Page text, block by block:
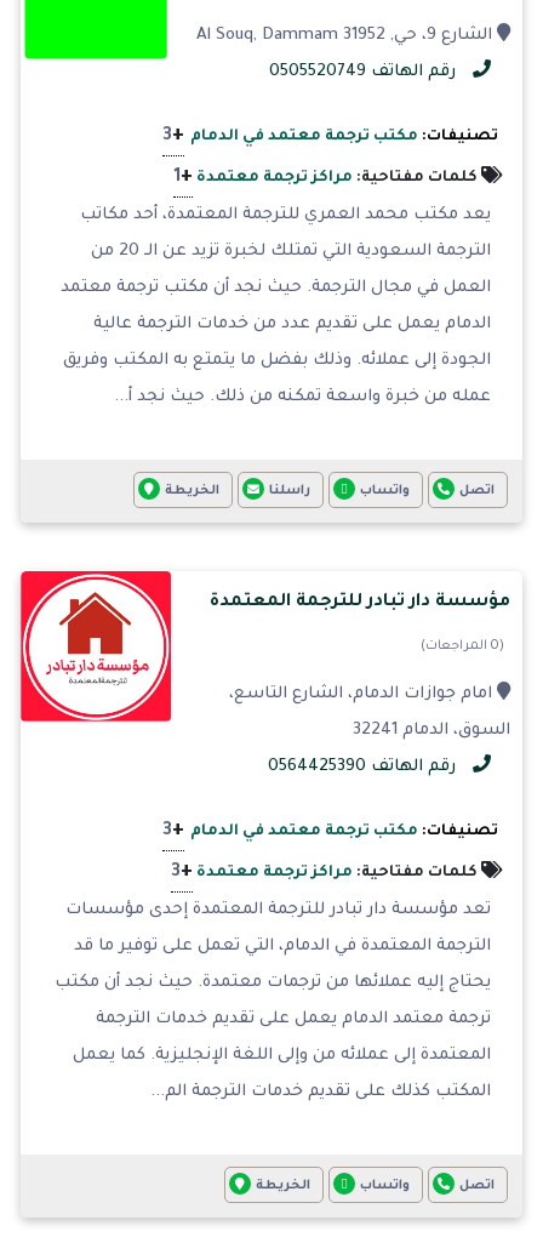
الشارع 9، حي, Al Souq, Dammam 31952
رقم الهاتف 0505520749
تصنيفات: مكتب ترجمة معتمد في الدمام +
3
كلمات مفتاحية: مراكز ترجمة معتمدة +
1
يعد مكتب محمد العمري للترجمة المعتمدة، أحد مكاتب
الترجمة السعودية التي تمتلك لخبرة تزيد عن الـ 20 من
العمل في مجال الترجمة. حيث نجد أن مكتب ترجمة معتمد
الدمام يعمل على تقديم عدد من خدمات الترجمة عالية
الجودة إلى عملائه. وذلك بفضل ما يتمتع به المكتب وفريق
عمله من خبرة واسعة تمكنه من ذلك. حيث نجد أ...
اتصل واتساب راسلنا الخريطة
مؤسسة دار تبادر للترجمة المعتمدة
(0 المراجعات)
امام جوازات الدمام، الشارع التاسع،
السوق، الدمام 32241
رقم الهاتف 0564425390
تصنيفات: مكتب ترجمة معتمد في الدمام +
3
كلمات مفتاحية: مراكز ترجمة معتمدة +
3
تعد مؤسسة دار تبادر للترجمة المعتمدة إحدى مؤسسات
الترجمة المعتمدة في الدمام، التي تعمل على توفير ما قد
يحتاج إليه عملائها من ترجمات معتمدة. حيث نجد أن مكتب
ترجمة معتمد الدمام يعمل على تقديم خدمات الترجمة
المعتمدة إلى عملائه من وإلى اللغة الإنجليزية. كما يعمل
المكتب كذلك على تقديم خدمات الترجمة الم...
اتصل واتساب الخريطة